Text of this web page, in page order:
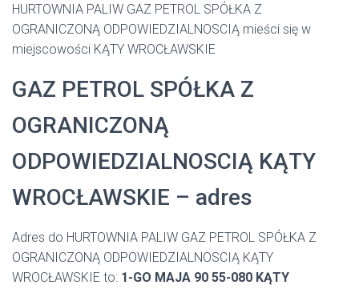
HURTOWNIA PALIW GAZ PETROL SPÓŁKA Z
OGRANICZONĄ ODPOWIEDZIALNOSCIĄ mieści się w
miejscowości KĄTY WROCŁAWSKIE
GAZ PETROL SPÓŁKA Z
OGRANICZONĄ
ODPOWIEDZIALNOSCIĄ KĄTY
WROCŁAWSKIE – adres
Adres do HURTOWNIA PALIW GAZ PETROL SPÓŁKA Z
OGRANICZONĄ ODPOWIEDZIALNOSCIĄ KĄTY
WROCŁAWSKIE to: 1-GO MAJA 90 55-080 KĄTY